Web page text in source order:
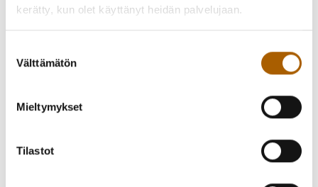
kerätty, kun olet käyttänyt heidän palvelujaan.
valinta
Välttämätön
Mieltymykset
Tilastot